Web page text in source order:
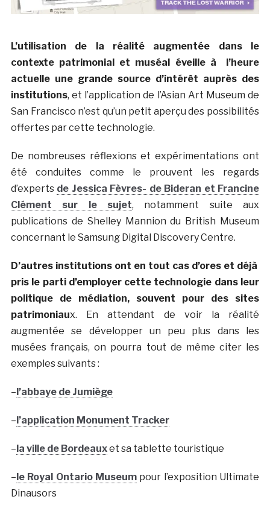
L’utilisation de la réalité augmentée dans le
contexte patrimonial et muséal éveille à l’heure
actuelle une grande source d’intérêt auprès des
institutions, et l’application de l’Asian Art Museum de
San Francisco n’est qu’un petit aperçu des possibilités
offertes par cette technologie.
De nombreuses réflexions et expérimentations ont
été conduites comme le prouvent les regards
d’experts de Jessica Fèvres- de Bideran et Francine
Clément sur le sujet, notamment suite aux
publications de Shelley Mannion du British Museum
concernant le Samsung Digital Discovery Centre.
D’autres institutions ont en tout cas d’ores et déjà
pris le parti d’employer cette technologie dans leur
politique de médiation, souvent pour des sites
patrimoniaux. En attendant de voir la réalité
augmentée se développer un peu plus dans les
musées français, on pourra tout de même citer les
exemples suivants :
–l’abbaye de Jumiège
–l’application Monument Tracker
–la ville de Bordeauxet sa tablette touristique
–le Royal Ontario Museum pour l’exposition Ultimate
Dinausors